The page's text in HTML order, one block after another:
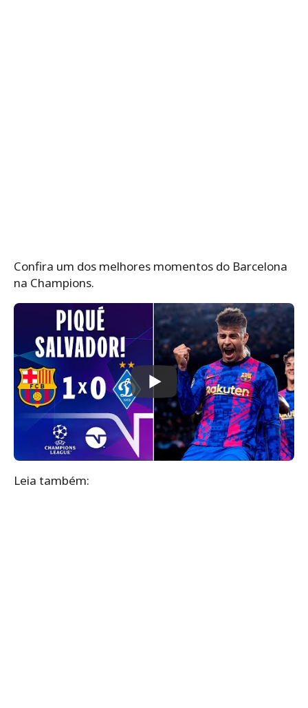
Confira um dos melhores momentos do Barcelona
na Champions.
Leia também: